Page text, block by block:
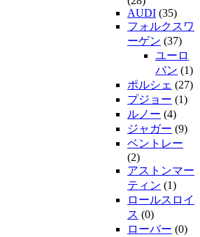
AUDI (35)
フォルクスワ
ーゲン (37)
ユーロ
バン (1)
ポルシェ (27)
プジョー (1)
ルノー (4)
ジャガー (9)
ベントレー
(2)
アストンマー
ティン (1)
ロールスロイ
ス (0)
ローバー (0)